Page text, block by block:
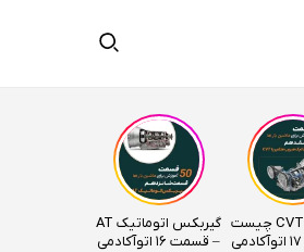
گیربکس CVT چیست
گیربکس اتوماتیک AT
– قسمت ۱۶ اتوآکادمی